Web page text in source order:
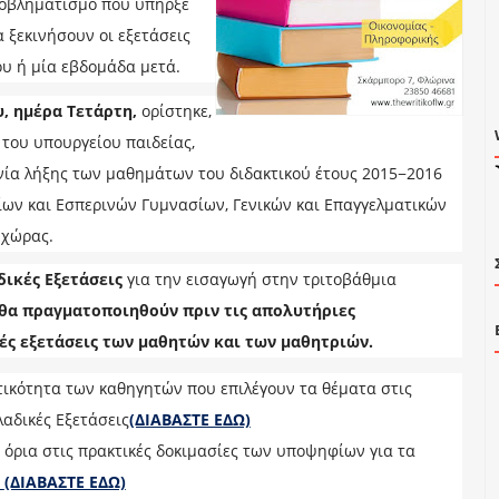
που υπήρξε
ξεκινήσουν οι εξετάσεις
ή μία εβδομάδα μετά.
ημέρα Τετάρτη, ορίστηκε,
υπουργείου παιδείας,
λήξης των μαθημάτων του διδακτικού έτους 2015−2016
και Εσπερινών Γυμνασίων, Γενικών και Επαγγελματικών
Εξετάσεις για την εισαγωγή στην τριτοβάθμια
πραγματοποιηθούν πριν τις απολυτήριες
εξετάσεις των μαθητών και των μαθητριών.
των καθηγητών που επιλέγουν τα θέματα στις
Εξετάσεις(ΔΙΑΒΑΣΤΕ ΕΔΩ)
στις πρακτικές δοκιμασίες των υποψηφίων για τα
(ΔΙΑΒΑΣΤΕ ΕΔΩ)